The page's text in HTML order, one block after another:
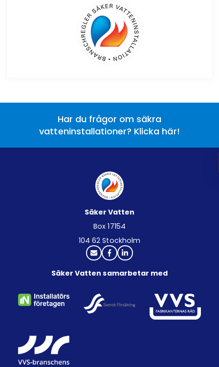
Har du frågor om säkra
vatteninstallationer? Klicka här!
Säker Vatten
Box 17154
104 62 Stockholm
Säker Vatten samarbetar med